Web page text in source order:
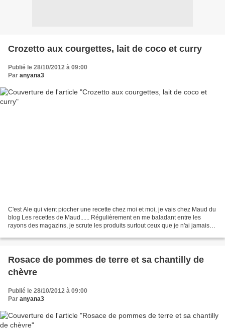
Crozetto aux courgettes, lait de coco et curry
Publié le 28/10/2012 à 09:00
Par anyana3
C'est Ale qui vient piocher une recette chez moi et moi, je vais chez Maud du
blog Les recettes de Maud...... Régulièrement en me baladant entre les
rayons des magazins, je scrute les produits surtout ceux que je n'ai jamais
Rosace de pommes de terre et sa chantilly de
chèvre
Publié le 28/10/2012 à 09:00
Par anyana3